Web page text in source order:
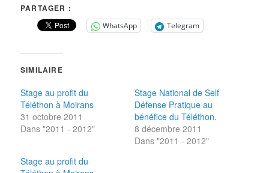
PARTAGER :
WhatsApp Telegram
SIMILAIRE
Stage au profit du
Téléthon à Moirans
31 octobre 2011
Dans "2011 - 2012"
Stage National de Self
Défense Pratique au
bénéfice du Téléthon.
8 décembre 2011
Dans "2011 - 2012"
Stage au profit du